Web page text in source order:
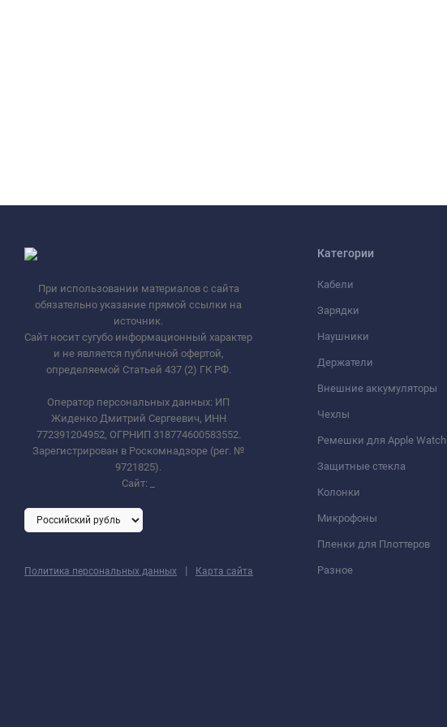
При использовании материалов с сайта
обязательно указание прямой ссылки на
источник.
Сайт носит сугубо информационный характер
и не является публичной офертой,
определяемой Статьей 437 (2) ГК РФ.
Оператор персональных данных: ИП
Жиденко Дмитрий Сергеевич, ИНН
772391204952, ОГРНИП 318774600583552.
Зарегистрирован в Роскомнадзоре (рег. №
9721825).
Сайт:
Политика персональных данных | Карта сайта
Категории
Кабели
Зарядки
Наушники
Держатели
Внешние аккумуляторы
Чехлы
Ремешки для Apple Watch
Защитные стекла
Колонки
Микрофоны
Пленки для Плоттеров
Разное